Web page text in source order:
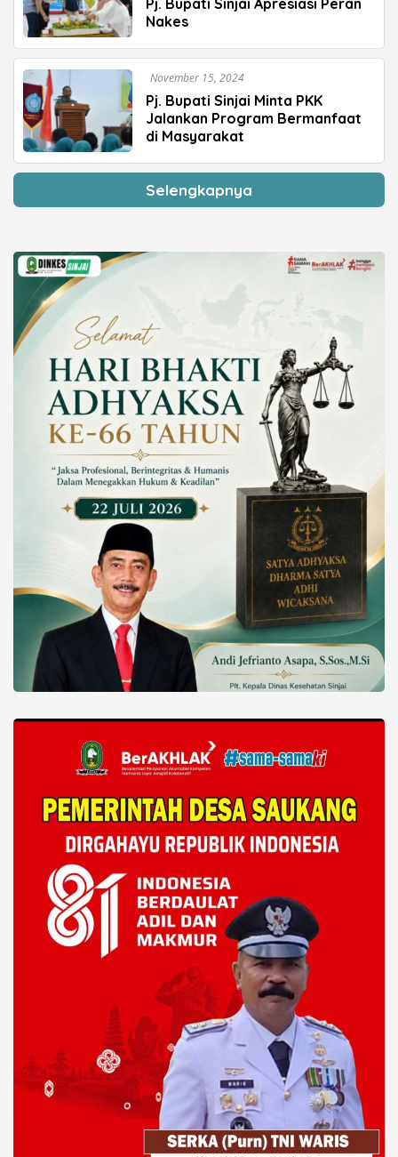
Pj. Bupati Sinjai Apresiasi Peran
Nakes
November 15, 2024
Pj. Bupati Sinjai Minta PKK
Jalankan Program Bermanfaat
di Masyarakat
Selengkapnya